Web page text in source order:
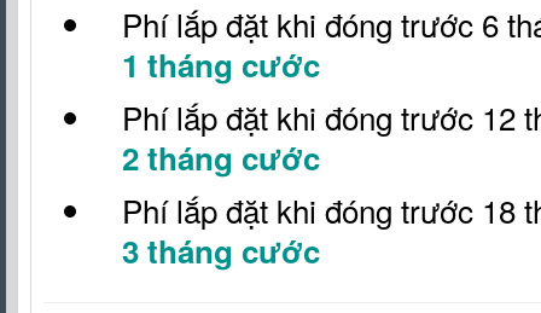
Phí lắp đặt khi đóng trước 6
1 tháng cước
Phí lắp đặt khi đóng trước 12
2 tháng cước
Phí lắp đặt khi đóng trước 18
3 tháng cước